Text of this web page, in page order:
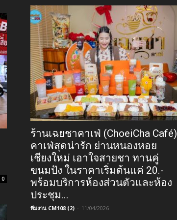
0
ร้านเฉยชาคาเฟ่ (ChoeiCha Café)
คาเฟ่สุดน่ารัก ย่านหนองหอย
เชียงใหม่ เอาใจสายชา ทานคู่
ขนมปัง ในราคาเริ่มต้นแค่ 20.-
พร้อมบริการห้องส่วนตัวและห้อง
ประชุม...
ทีมงาน CM108 (2) - 11/04/2026